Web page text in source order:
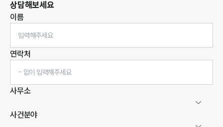
상담해보세요
이름
연락처
사무소
사건분야